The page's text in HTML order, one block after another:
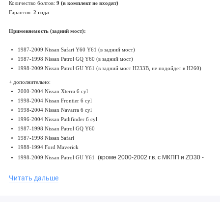
Количество болтов: 9 (в комплект не входят)
Гарантия: 2 года
Применяемость (задний мост):
1987-2009 Nissan Safari Y60 Y61 (в задний мост)
1987-1998 Nissan Patrol GQ Y60 (в задний мост)
1998-2009 Nissan Patrol GU Y61 (в задний мост H233B, не подойдет в H260)
+ дополнительно:
2000-2004 Nissan Xterra 6 cyl
1998-2004 Nissan Frontier 6 cyl
1998-2004 Nissan Navarra 6 cyl
1996-2004 Nissan Pathfinder 6 cyl
1987-1998 Nissan Patrol GQ Y60
1987-1998 Nissan Safari
1988-1994 Ford Maverick
1998-2009 Nissan Patrol GU Y61
(кроме 2000-2002 г.в. с МКПП и ZD30 -
2003-2006 Nissan Terrano II
Читать дальше